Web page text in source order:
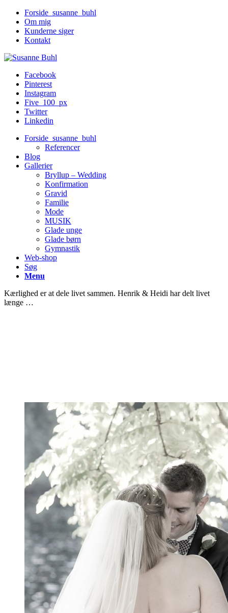
Forside_susanne_buhl
Om mig
Kunderne siger
Kontakt
Facebook
Pinterest
Instagram
Five_100_px
Twitter
Linkedin
Forside_susanne_buhl
Referencer
Blog
Gallerier
Bryllup – Wedding
Konfirmation
Gravid
Familie
Mode
MUSIK
Glade unge
Glade børn
Gymnastik
Web-shop
Søg
Menu
Kærlighed er at dele livet sammen. Henrik & Heidi har delt livet
længe …